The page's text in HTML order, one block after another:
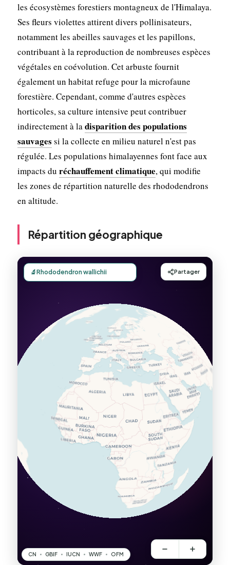
les écosystèmes forestiers montagneux de l'Himalaya.
Ses fleurs violettes attirent divers pollinisateurs,
notamment les abeilles sauvages et les papillons,
contribuant à la reproduction de nombreuses espèces
végétales en coévolution. Cet arbuste fournit
également un habitat refuge pour la microfaune
forestière. Cependant, comme d'autres espèces
horticoles, sa culture intensive peut contribuer
indirectement à ladisparition des populations
sauvages si la collecte en milieu naturel n'est pas
régulée. Les populations himalayennes font face aux
impacts du réchauffement climatique, qui modifie
les zones de répartition naturelle des rhododendrons
en altitude.
Répartition géographique